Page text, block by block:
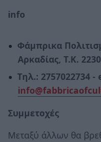
info
Φάμπρικα
Αρκαδίας, Τ.Κ.
Tηλ.: 2757022734 -
Συμμετοχές
Μεταξύ άλλων θα